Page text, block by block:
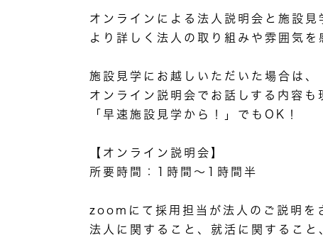
オンラインによる法人説明会と施設見
より詳しく法人の取り組みや雰囲気を
施設見学にお越しいただいた場合は、
オンライン説明会でお話しする内容も
「早速施設見学から！」でもOK！
【オンライン説明会】
所要時間：1時間～1時間半
zoomにて採用担当が法人のご説明を
法人に関すること、就活に関すること